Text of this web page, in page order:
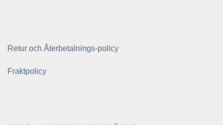
Retur och Återbetalnings-policy
Fraktpolicy